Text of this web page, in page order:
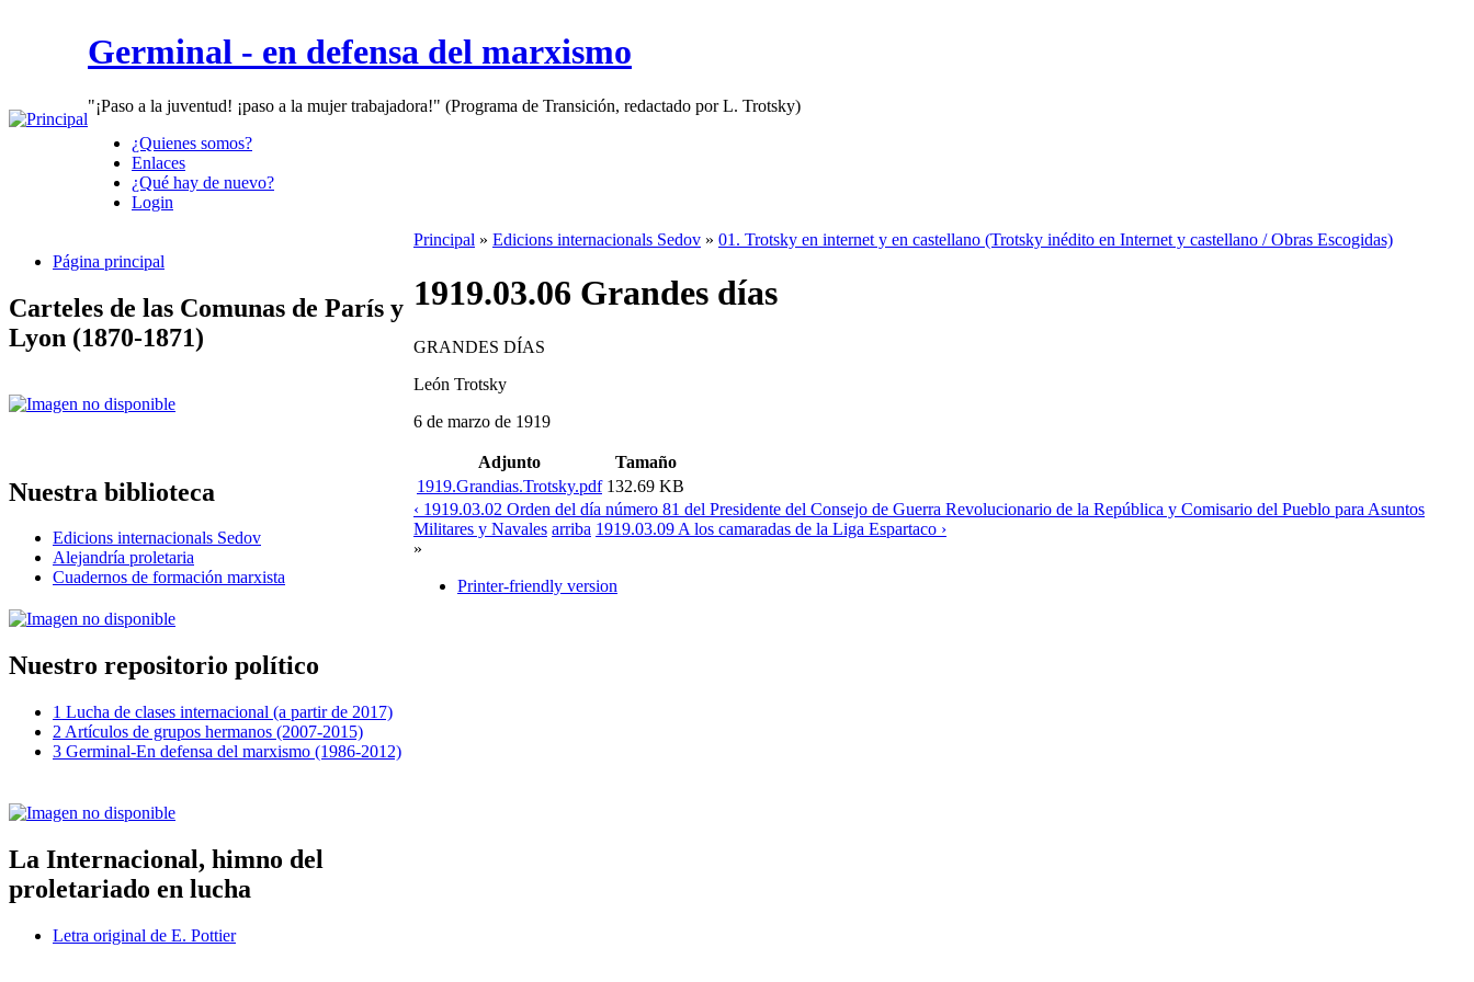
Germinal - en defensa del marxismo
"¡Paso a la juventud! ¡paso a la mujer trabajadora!" (Programa de Transición, redactado por L. Trotsky)
¿Quienes somos?
Enlaces
¿Qué hay de nuevo?
Login
Página principal
Carteles de las Comunas de París y
Lyon (1870-1871)
Nuestra biblioteca
Edicions internacionals Sedov
Alejandría proletaria
Cuadernos de formación marxista
Nuestro repositorio político
1 Lucha de clases internacional (a partir de 2017)
2 Artículos de grupos hermanos (2007-2015)
3 Germinal-En defensa del marxismo (1986-2012)
La Internacional, himno del
proletariado en lucha
Letra original de E. Pottier
Principal » Edicions internacionals Sedov » 01. Trotsky en internet y en castellano (Trotsky inédito en Internet y castellano / Obras Escogidas)
1919.03.06 Grandes días
GRANDES DÍAS
León Trotsky
6 de marzo de 1919
Adjunto
Tamaño
1919.Grandias.Trotsky.pdf 132.69 KB
‹ 1919.03.02 Orden del día número 81 del Presidente del Consejo de Guerra Revolucionario de la República y Comisario del Pueblo para Asuntos
Militares y Navales arriba 1919.03.09 A los camaradas de la Liga Espartaco ›
»
Printer-friendly version